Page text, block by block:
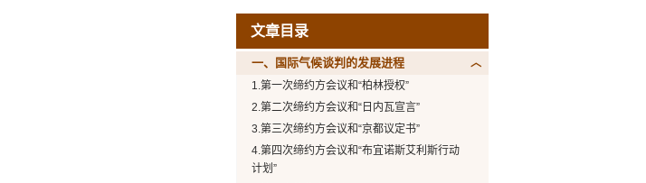
文章目录
一、国际气候谈判的发展进程
1.第一次缔约方会议和“柏林授权”
2.第二次缔约方会议和“日内瓦宣言”
3.第三次缔约方会议和“京都议定书”
4.第四次缔约方会议和“布宜诺斯艾利斯行动
计划”